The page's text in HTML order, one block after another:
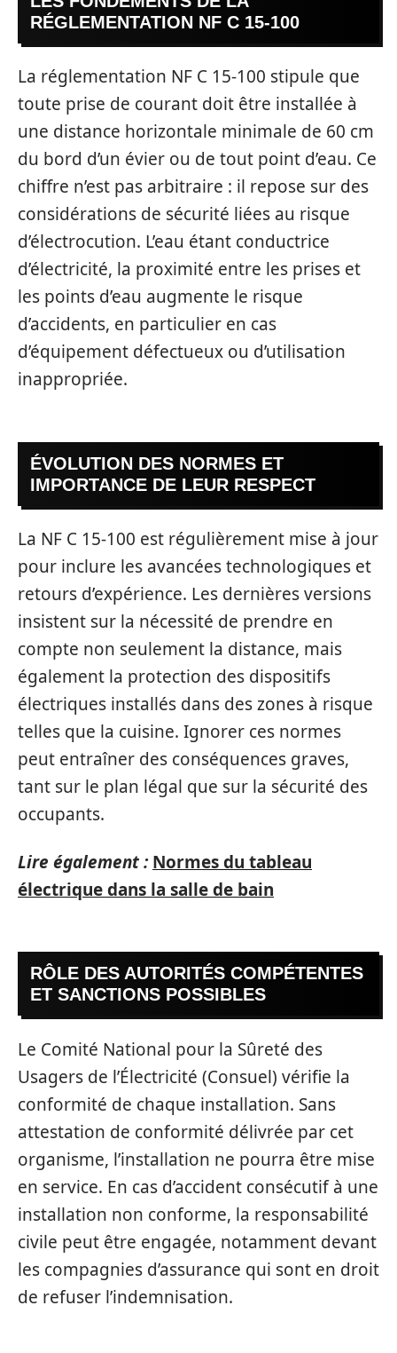
RÉGLEMENTATION NF C 15-100
La réglementation NF C 15-100 stipule que
toute prise de courant doit être installée à
une distance horizontale minimale de 60 cm
du bord d’un évier ou de tout point d’eau. Ce
chiffre n’est pas arbitraire : il repose sur des
considérations de sécurité liées au risque
d’électrocution. L’eau étant conductrice
d’électricité, la proximité entre les prises et
les points d’eau augmente le risque
d’accidents, en particulier en cas
d’équipement défectueux ou d’utilisation
inappropriée.
ÉVOLUTION DES NORMES ET
IMPORTANCE DE LEUR RESPECT
La NF C 15-100 est régulièrement mise à jour
pour inclure les avancées technologiques et
retours d’expérience. Les dernières versions
insistent sur la nécessité de prendre en
compte non seulement la distance, mais
également la protection des dispositifs
électriques installés dans des zones à risque
telles que la cuisine. Ignorer ces normes
peut entraîner des conséquences graves,
tant sur le plan légal que sur la sécurité des
occupants.
Lire également : Normes du tableau
électrique dans la salle de bain
RÔLE DES AUTORITÉS COMPÉTENTES
ET SANCTIONS POSSIBLES
Le Comité National pour la Sûreté des
Usagers de l’Électricité (Consuel) vérifie la
conformité de chaque installation. Sans
attestation de conformité délivrée par cet
organisme, l’installation ne pourra être mise
en service. En cas d’accident consécutif à une
installation non conforme, la responsabilité
civile peut être engagée, notamment devant
les compagnies d’assurance qui sont en droit
de refuser l’indemnisation.